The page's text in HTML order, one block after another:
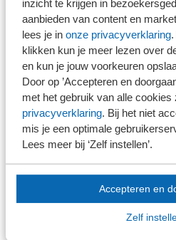
inzicht te krijgen in
aanbieden van content en
lees je in onze privacyverklaring.
klikken kun je meer lezen over
en kun je jouw voorkeuren
Door op ’Accepteren en
met het gebruik van alle
privacyverklaring. Bij het niet
mis je een optimale
Lees meer bij ‘Zelf instellen’.
Accepteren en
Zelf
> 100 € 10.000
Op het moment dat je
ingeschreven en de
je kantoor ballotagelid.
(6 weken)
Korting Licentiekosten
Verder verlopen de
Monitoring NBA via SRA en
SRA-leden lager per
voor accountants die niet
Bekijk hier de flyer over
vennoten/directeuren
medewerkers,
medewerkers en/of
contributieplichtig) wordt
en
voor 5 t/m 100
452,50 p.p. gerekend, en
voor meer dan 100
€ 390 p.p. gerekend.
Stel je vaktechnische vraag
Branche in Zicht
Dossiers
Kantoorvinder
Nieuwsbank
Handige links
Veilig bestanden delen
SRA-gecertificeerd